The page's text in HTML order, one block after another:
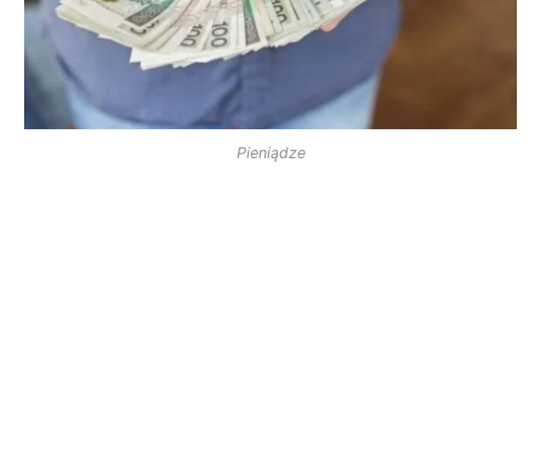
Pieniądze